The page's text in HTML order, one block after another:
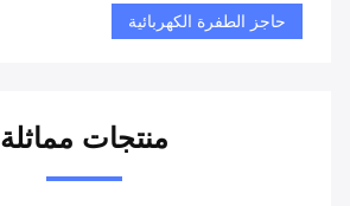
حاجز الطفرة الكهربائية
منتجات مماثلة